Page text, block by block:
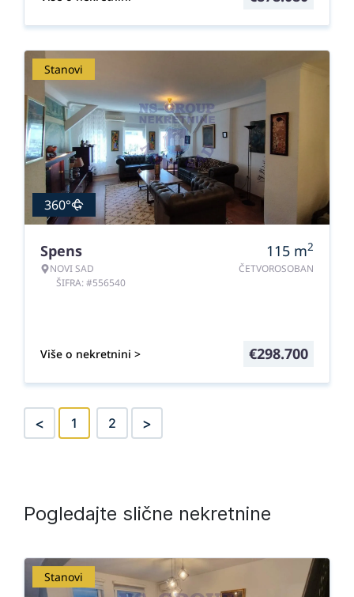
Stanovi
360°
Spens
NOVI SAD
ŠIFRA: #556540
115 m2
ČETVOROSOBAN
Više o nekretnini > €298.700
< 1 2 >
Pogledajte slične nekretnine
Stanovi